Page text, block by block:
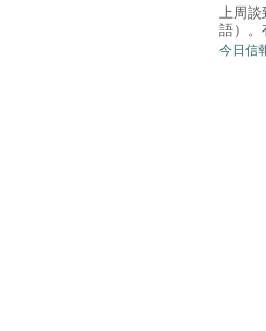
上周談
語）。
今日信